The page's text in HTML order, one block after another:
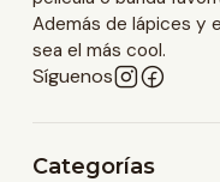
Además de lápices y
sea el más cool.
Síguenos
Categorías